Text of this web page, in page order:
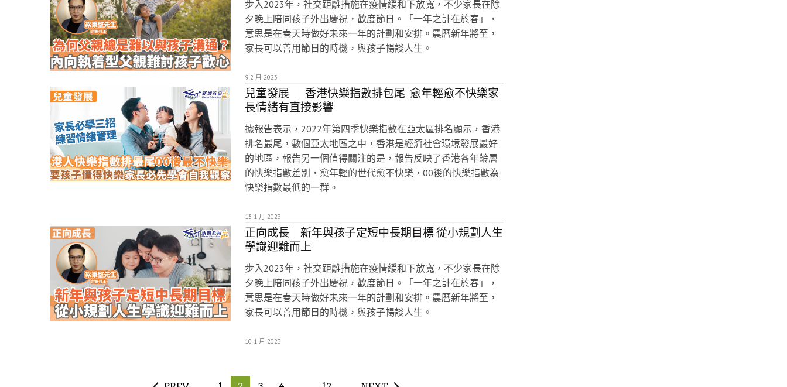
步入2023年，社交距離措施在疫情緩和下放寬，不少家長在除
夕晚上陪同孩子外出慶祝，歡度節日。「一年之計在於春」，
意思是在春天時做好未來一年的計劃和安排。農曆新年將至，
家長可以善用節日的時機，與孩子暢談人生。
9 2 月 2023
兒童發展 ｜ 香港快樂指數排包尾 愈年輕愈不快樂家
長情緒有直接影響
據報告表示，2022年第四季快樂指數在亞太區排名顯示，香港
排名最尾，數個亞太地區之中，香港是經濟社會環境發展最好
的地區，報告另一個值得關注的是，報告反映了香港各年齡層
的快樂指數差別，愈年輕的世代愈不快樂，00後的快樂指數為
快樂指數最低的一群。
13 1 月 2023
正向成長｜新年與孩子定短中長期目標 從小規劃人生
學識迎難而上
步入2023年，社交距離措施在疫情緩和下放寬，不少家長在除
夕晚上陪同孩子外出慶祝，歡度節日。「一年之計在於春」，
意思是在春天時做好未來一年的計劃和安排。農曆新年將至，
家長可以善用節日的時機，與孩子暢談人生。
10 1 月 2023